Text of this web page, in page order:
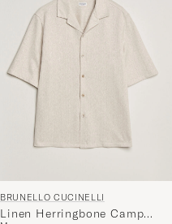
Funktion
"Mein
Stil"
erleben
eine
BRUNELLO CUCINELLI
Linen Herringbone Camp